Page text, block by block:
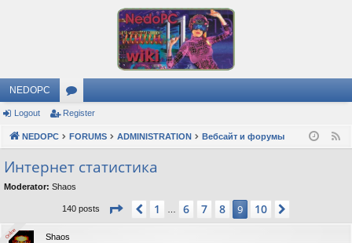
NEDOPC
or
u
s
Logout Register
NEDOPC FORUMS ADMINISTRATION Вебсайт и форумы
Интернет статистика
Moderator: Shaos
140 posts Page 9 of 10
Previous
1 6 7 8 9 10
Shaos
Online
Online